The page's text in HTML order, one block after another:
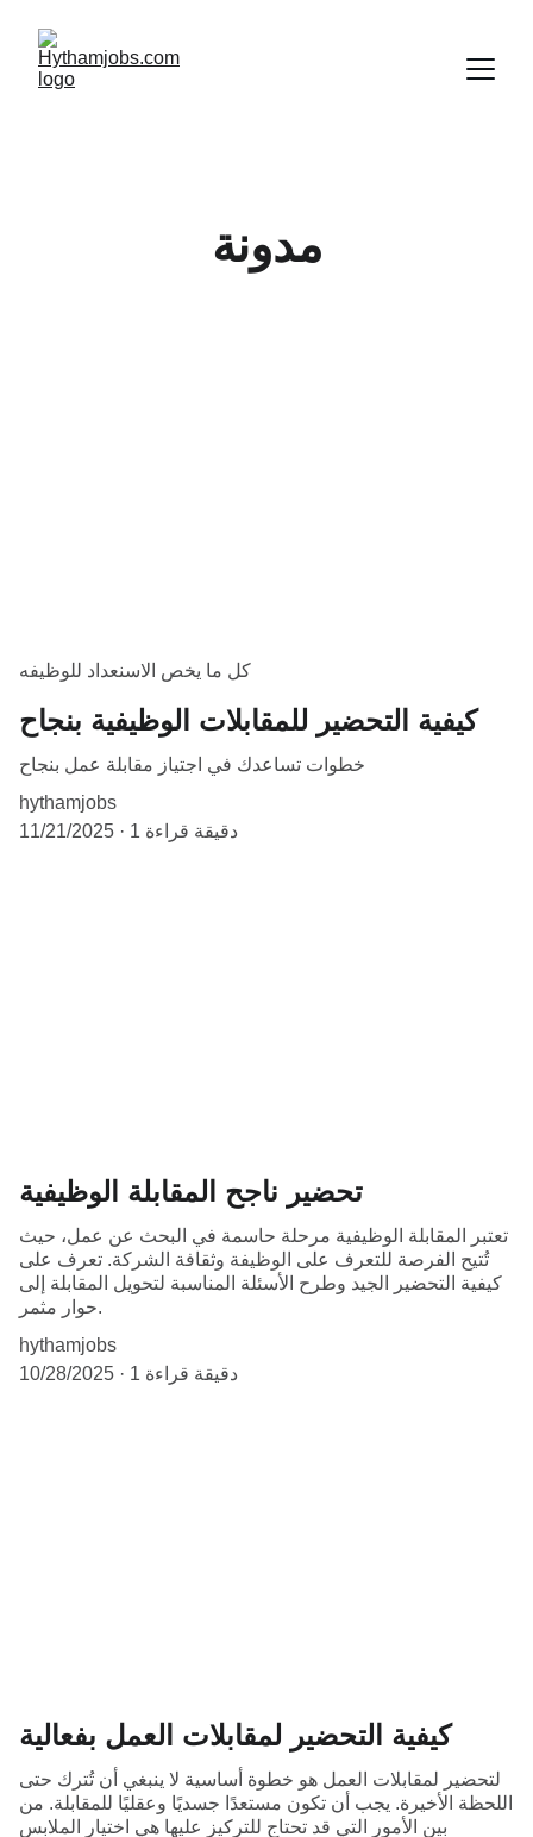
مدونة
كل ما يخص الاسنعداد للوظيفه
كيفية التحضير للمقابلات الوظيفية بنجاح
خطوات تساعدك في اجتياز مقابلة عمل بنجاح
hythamjobs
11/21/2025
1 دقيقة قراءة
تحضير ناجح المقابلة الوظيفية
تعتبر المقابلة الوظيفية مرحلة حاسمة في البحث عن عمل، حيث
تُتيح الفرصة للتعرف على الوظيفة وثقافة الشركة. تعرف على
كيفية التحضير الجيد وطرح الأسئلة المناسبة لتحويل المقابلة إلى
حوار مثمر.
hythamjobs
10/28/2025
1 دقيقة قراءة
كيفية التحضير لمقابلات العمل بفعالية
لتحضير لمقابلات العمل هو خطوة أساسية لا ينبغي أن تُترك حتى
اللحظة الأخيرة. يجب أن تكون مستعدًا جسديًا وعقليًا للمقابلة. من
بين الأمور التي قد تحتاج للتركيز عليها هي اختيار الملابس